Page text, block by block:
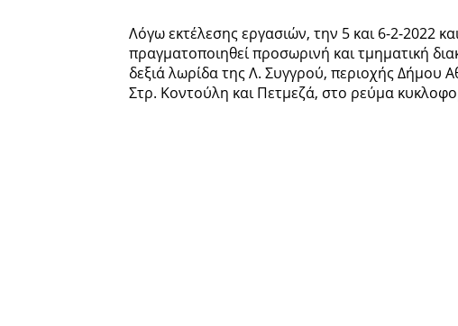
Λόγω εκτέλεσης εργασιών, την 5 και 6-2-2022
πραγματοποιηθεί προσωρινή και τμηματική
δεξιά λωρίδα της Λ. Συγγρού, περιοχής Δήμου
Στρ. Κοντούλη και Πετμεζά, στο ρεύμα